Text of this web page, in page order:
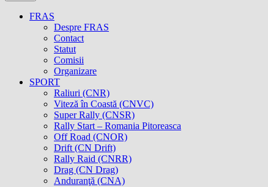
FRAS
Despre FRAS
Contact
Statut
Comisii
Organizare
SPORT
Raliuri (CNR)
Viteză în Coastă (CNVC)
Super Rally (CNSR)
Rally Start – Romania Pitoreasca
Off Road (CNOR)
Drift (CN Drift)
Rally Raid (CNRR)
Drag (CN Drag)
Anduranţă (CNA)